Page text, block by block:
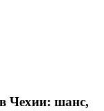
Чехии: шанс,